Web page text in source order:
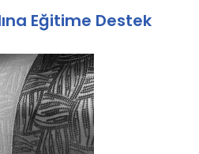
Eğitime Destek